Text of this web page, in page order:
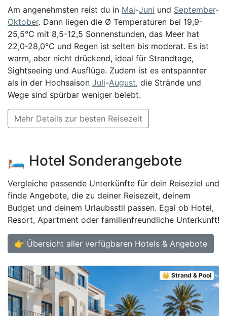
Am angenehmsten reist du in Mai-Juni und September-
Oktober. Dann liegen die Ø Temperaturen bei 19,9-
25,5°C mit 8,5-12,5 Sonnenstunden, das Meer hat
22,0-28,0°C und Regen ist selten bis moderat. Es ist
warm, aber nicht drückend, ideal für Strandtage,
Sightseeing und Ausflüge. Zudem ist es entspannter
als in der Hochsaison Juli-August, die Strände und
Wege sind spürbar weniger belebt.
Mehr Details zur besten Reisezeit
🛏️ Hotel Sonderangebote
Vergleiche passende Unterkünfte für dein Reiseziel und
finde Angebote, die zu deiner Reisezeit, deinem
Budget und deinem Urlaubsstil passen. Egal ob Hotel,
Resort, Apartment oder familienfreundliche Unterkunft!
👉 Übersicht aller verfügbaren Hotels & Angebote
👑 Strand & Pool